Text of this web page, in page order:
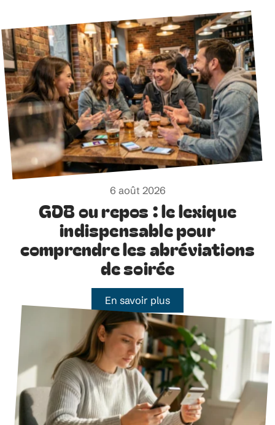
6 août 2026
GDB ou repos : le lexique
indispensable pour
comprendre les abréviations
de soirée
En savoir plus